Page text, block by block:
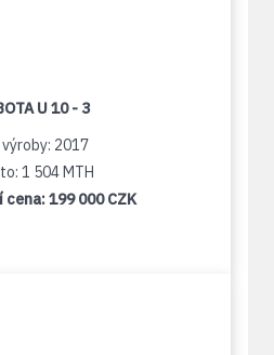
U 10 - 3
výroby: 2017
1 504 MTH
cena:199 000 CZK